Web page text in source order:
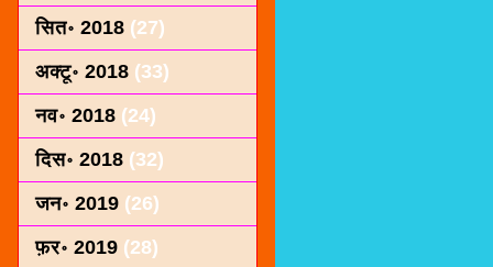
सित॰ 2018 (27)
अक्टू॰ 2018 (33)
नव॰ 2018 (24)
दिस॰ 2018 (32)
जन॰ 2019 (26)
फ़र॰ 2019 (28)